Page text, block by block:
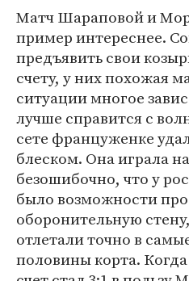
Матч Шараповой и
пример интереснее.
предъявить свои
счету, у них похожая
ситуации многое
лучше справится с
сете француженке
блеском. Она играла
безошибочно, что у
было возможности
оборонительную
отлетали точно в
половины корта.